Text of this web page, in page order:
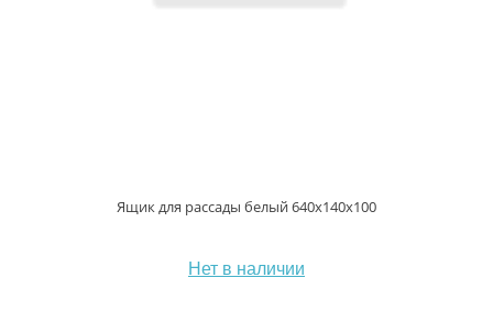
Ящик для рассады белый 640х140х100
Нет в наличии